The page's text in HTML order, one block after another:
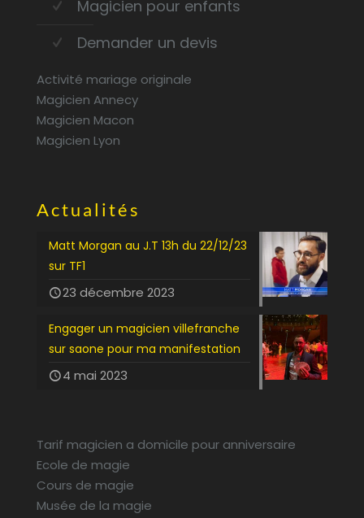
Magicien pour enfants
Demander un devis
Activité mariage originale
Magicien Annecy
Magicien Macon
Magicien Lyon
Actualités
Matt Morgan au J.T 13h du 22/12/23
sur TF1
23 décembre 2023
Engager un magicien villefranche
sur saone pour ma manifestation
4 mai 2023
Tarif magicien a domicile pour anniversaire
Ecole de magie
Cours de magie
Musée de la magie